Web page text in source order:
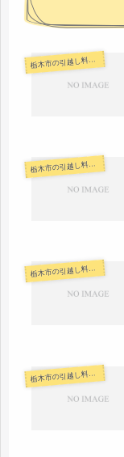
栃木市の引越し料金・代金相場・見積り情報
栃木市の引越し料金・代金相場・見積り情報
栃木市の引越し料金・代金相場・見積り情報
栃木市の引越し料金・代金相場・見積り情報